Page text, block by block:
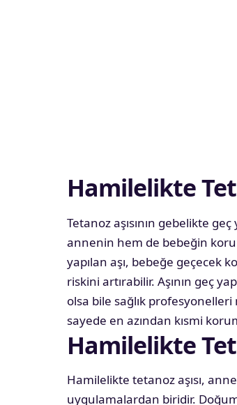
Hamilelikte
Tetanoz aşısının gebelikte
annenin hem de bebeğin
yapılan aşı, bebeğe geçecek
riskini artırabilir. Aşının geç
olsa bile sağlık profesyonelleri
sayede en azından kısmi
Hamilelikte
Hamilelikte tetanoz aşısı,
uygulamalardan biridir.